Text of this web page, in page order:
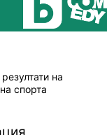
на
спорта